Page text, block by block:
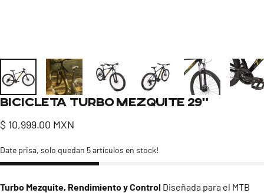
Bicicleta Turbo Mezquite 29"
$ 10,999.00 MXN
Date prisa, solo quedan 5 artículos en stock!
Turbo Mezquite, Rendimiento y Control Diseñada para el MTB